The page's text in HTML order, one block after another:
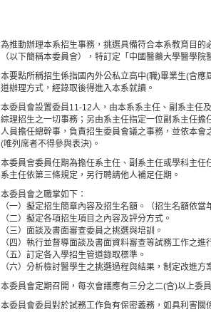
為推動辦理本系招生事務，挑選具備符合本系教育目
（以下簡稱本委員會），特訂定「中國醫藥大學醫學
本要點所稱招生係指國內外公私立高中(職)畢業生(含
道辦理方式，經錄取後得進入本系就讀。
本委員會設置委員11-12人，由本系系主任、副系主任
綜理招生之一切事務；另由系主任指定一位副系主任
人員擔任總幹事，負責招生委員會議之事務，並依本
(唯列席者不得參與表決)。
本委員會委員任期為擔任系主任、副系主任或學科主
系主任依第三條規定，另行聘請他人補足任期。
本委員會之職掌如下：
（一）擬定招生簡章內容及招生名額。（招生名額依
（二）擬定各項招生項目之內容及評分方式。
（三）面談及書面審查委員之挑選與培訓。
（四）執行並督導面談及書面資料審查等試務工作之進
（五）訂定各入學招生管道錄取標準。
（六）分析檢討醫學生之挑選過程與結果，制定改進方
本委員會定期召開，每次會議應有三分之二(含)以上委
本委員會委員對於試務工作負有保密義務，如具利害